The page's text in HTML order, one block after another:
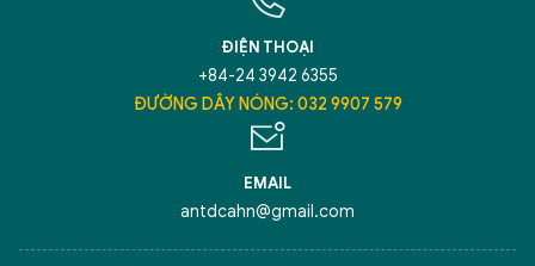
ĐIỆN THOẠI
+84-24 3942 6355
ĐƯỜNG DÂY NÓNG: 032 9907 579
EMAIL
antdcahn@gmail.com